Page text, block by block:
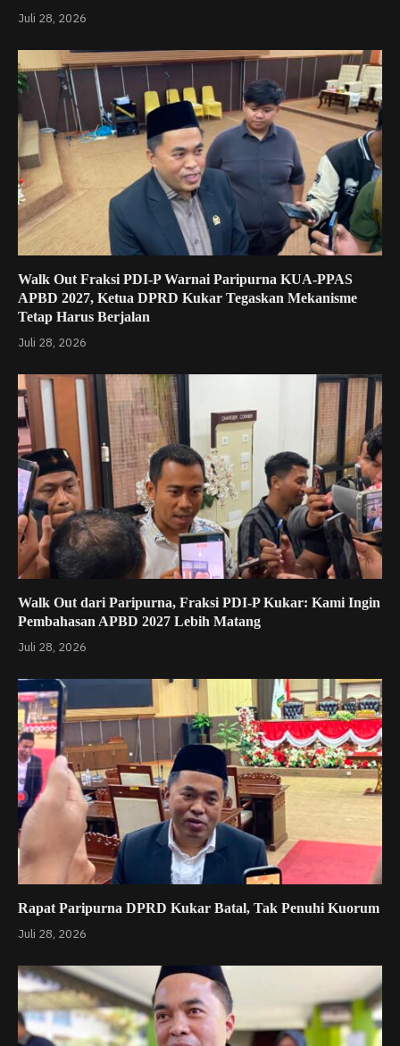
Juli 28, 2026
Walk Out Fraksi PDI-P Warnai Paripurna KUA-PPAS
APBD 2027, Ketua DPRD Kukar Tegaskan Mekanisme
Tetap Harus Berjalan
Juli 28, 2026
Walk Out dari Paripurna, Fraksi PDI-P Kukar: Kami Ingin
Pembahasan APBD 2027 Lebih Matang
Juli 28, 2026
Rapat Paripurna DPRD Kukar Batal, Tak Penuhi Kuorum
Juli 28, 2026